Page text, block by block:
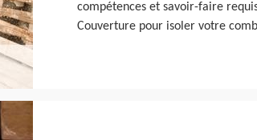
compétences et savoir-faire
Couverture pour isoler votre